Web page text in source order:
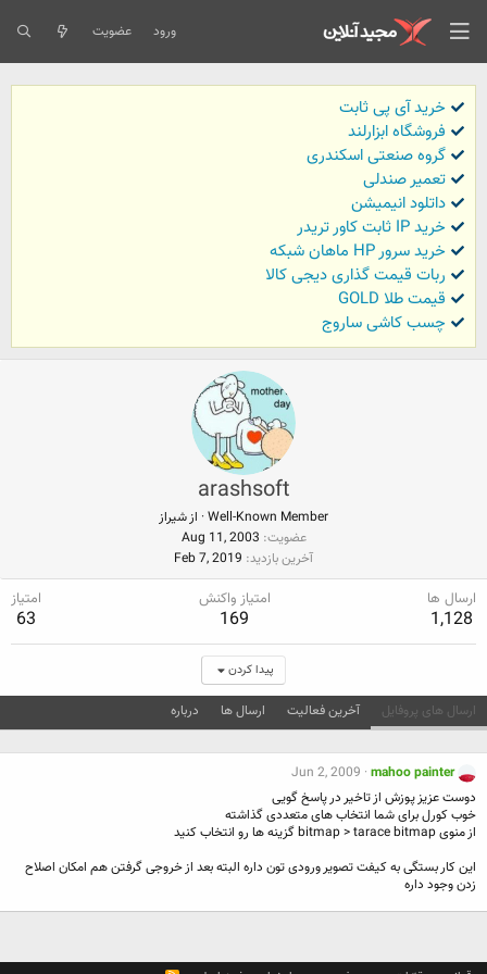
ورود عضویت
خرید آی پی ثابت
فروشگاه ابزارلند
گروه صنعتی اسکندری
تعمیر صندلی
داتلود انیمیشن
خرید IP ثابت کاور تریدر
خرید سرور HP ماهان شبکه
ربات قیمت گذاری دیجی کالا
قیمت طلا GOLD
چسب کاشی ساروج
arashsoft
Well-Known Member
· ازشيراز
عضویت Aug 11, 2003
آخرین بازدید Feb 7, 2019
ارسال ها
1,128
امتیاز واکنش
169
امتیاز
63
پیدا کردن
ارسال های پروفایل آخرین فعالیت ارسال ها درباره
mahoo painter
Jun 2, 2009
دوست عزیز پوزش از تاخیر در پاسخ گویی
خوب کورل برای شما انتخاب های متعددی گذاشته
از منوی bitmap > tarace bitmap گزینه ها رو انتخاب کنید
این کار بستگی به کیفت تصویر ورودی تون داره البته بعد از خروجی گرفتن هم امکان اصلاح
زدن وجود داره